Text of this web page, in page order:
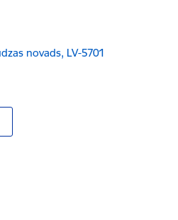
novads, LV-5701